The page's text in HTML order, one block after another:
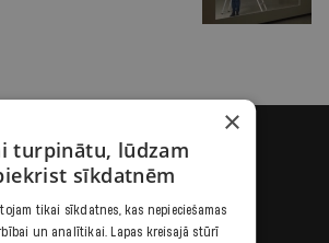
×
turpinātu, lūdzam
sīkdatnēm
tikai sīkdatnes, kas nepieciešamas
un analītikai. Lapas kreisajā stūrī